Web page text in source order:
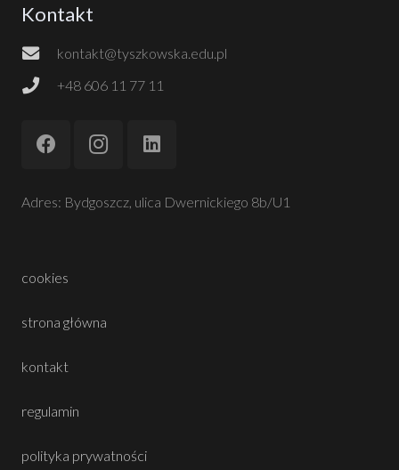
Kontakt
kontakt@tyszkowska.edu.pl
+48 606 11 77 11
Adres: Bydgoszcz, ulica Dwernickiego 8b/U1
cookies
strona główna
kontakt
regulamin
polityka prywatności